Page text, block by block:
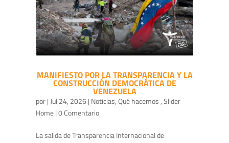
MANIFIESTO POR LA TRANSPARENCIA Y LA
CONSTRUCCIÓN DEMOCRÁTICA DE
VENEZUELA
por| Jul 24, 2026| Noticias,Qué hacemos ,Slider
Home| 0 Comentario
La salida de Transparencia Internacional de